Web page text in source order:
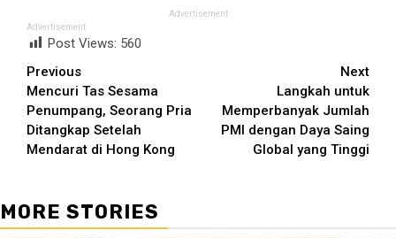
Advertisement
Advertisement
Post Views: 560
Continue
Reading
Previous
Mencuri Tas Sesama
Penumpang, Seorang Pria
Ditangkap Setelah
Mendarat di Hong Kong
Next
Langkah untuk
Memperbanyak Jumlah
PMI dengan Daya Saing
Global yang Tinggi
MORE STORIES